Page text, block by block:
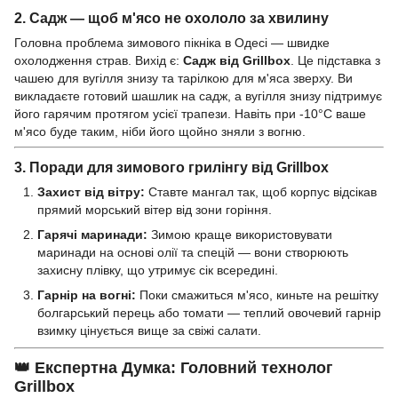
2. Садж — щоб м'ясо не охололо за хвилину
Головна проблема зимового пікніка в Одесі — швидке
охолодження страв. Вихід є: Садж від Grillbox . Це підставка з
чашею для вугілля знизу та тарілкою для м'яса зверху. Ви
викладаєте готовий шашлик на садж, а вугілля знизу підтримує
його гарячим протягом усієї трапези. Навіть при -10°C ваше
м'ясо буде таким, ніби його щойно зняли з вогню.
3. Поради для зимового грилінгу від Grillbox
Захист від вітру: Ставте мангал так, щоб корпус відсікав
прямий морський вітер від зони горіння.
Гарячі маринади: Зимою краще використовувати
маринади на основі олії та спецій — вони створюють
захисну плівку, що утримує сік всередині.
Гарнір на вогні: Поки смажиться м'ясо, киньте на решітку
болгарський перець або томати — теплий овочевий гарнір
взимку цінується вище за свіжі салати.
👑 Експертна Думка: Головний технолог
Grillbox